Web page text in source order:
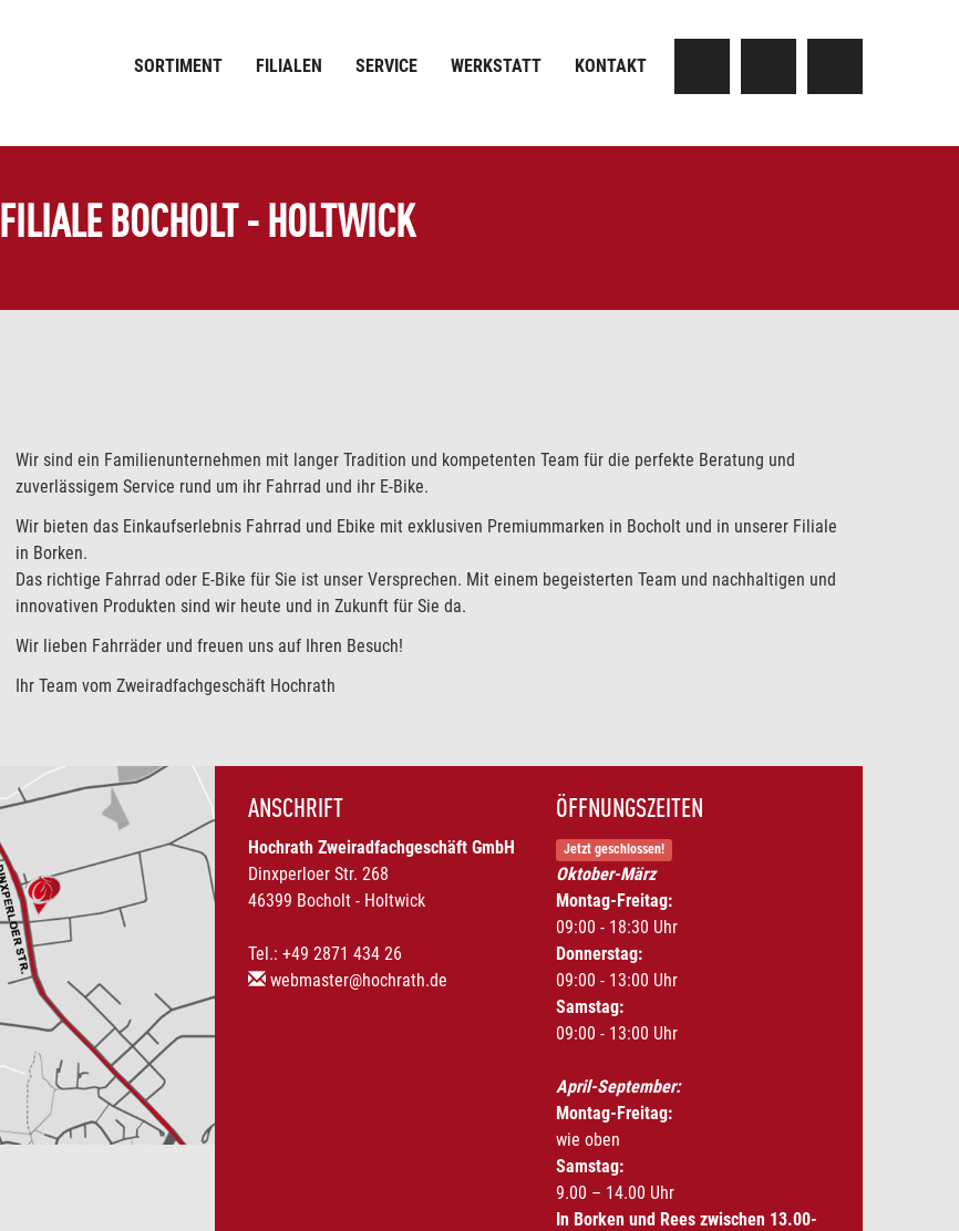
SORTIMENT FILIALEN SERVICE WERKSTATT KONTAKT
FILIALE BOCHOLT - HOLTWICK
Wir sind ein Familienunternehmen mit langer Tradition und kompetenten Team für die perfekte Beratung und
zuverlässigem Service rund um ihr Fahrrad und ihr E-Bike.
Wir bieten das Einkaufserlebnis Fahrrad und Ebike mit exklusiven Premiummarken in Bocholt und in unserer Filiale
in Borken.
Das richtige Fahrrad oder E-Bike für Sie ist unser Versprechen. Mit einem begeisterten Team und nachhaltigen und
innovativen Produkten sind wir heute und in Zukunft für Sie da.
Wir lieben Fahrräder und freuen uns auf Ihren Besuch!
Ihr Team vom Zweiradfachgeschäft Hochrath
ANSCHRIFT
Hochrath Zweiradfachgeschäft GmbH
Dinxperloer Str. 268
46399 Bocholt - Holtwick
Tel.: +49 2871 434 26
webmaster@hochrath.de
ÖFFNUNGSZEITEN
Jetzt geschlossen!
Oktober-März
Montag-Freitag:
09:00 - 18:30 Uhr
Donnerstag:
09:00 - 13:00 Uhr
Samstag:
09:00 - 13:00 Uhr
April-September:
Montag-Freitag:
wie oben
Samstag:
9.00 – 14.00 Uhr
In Borken und Rees zwischen 13.00-